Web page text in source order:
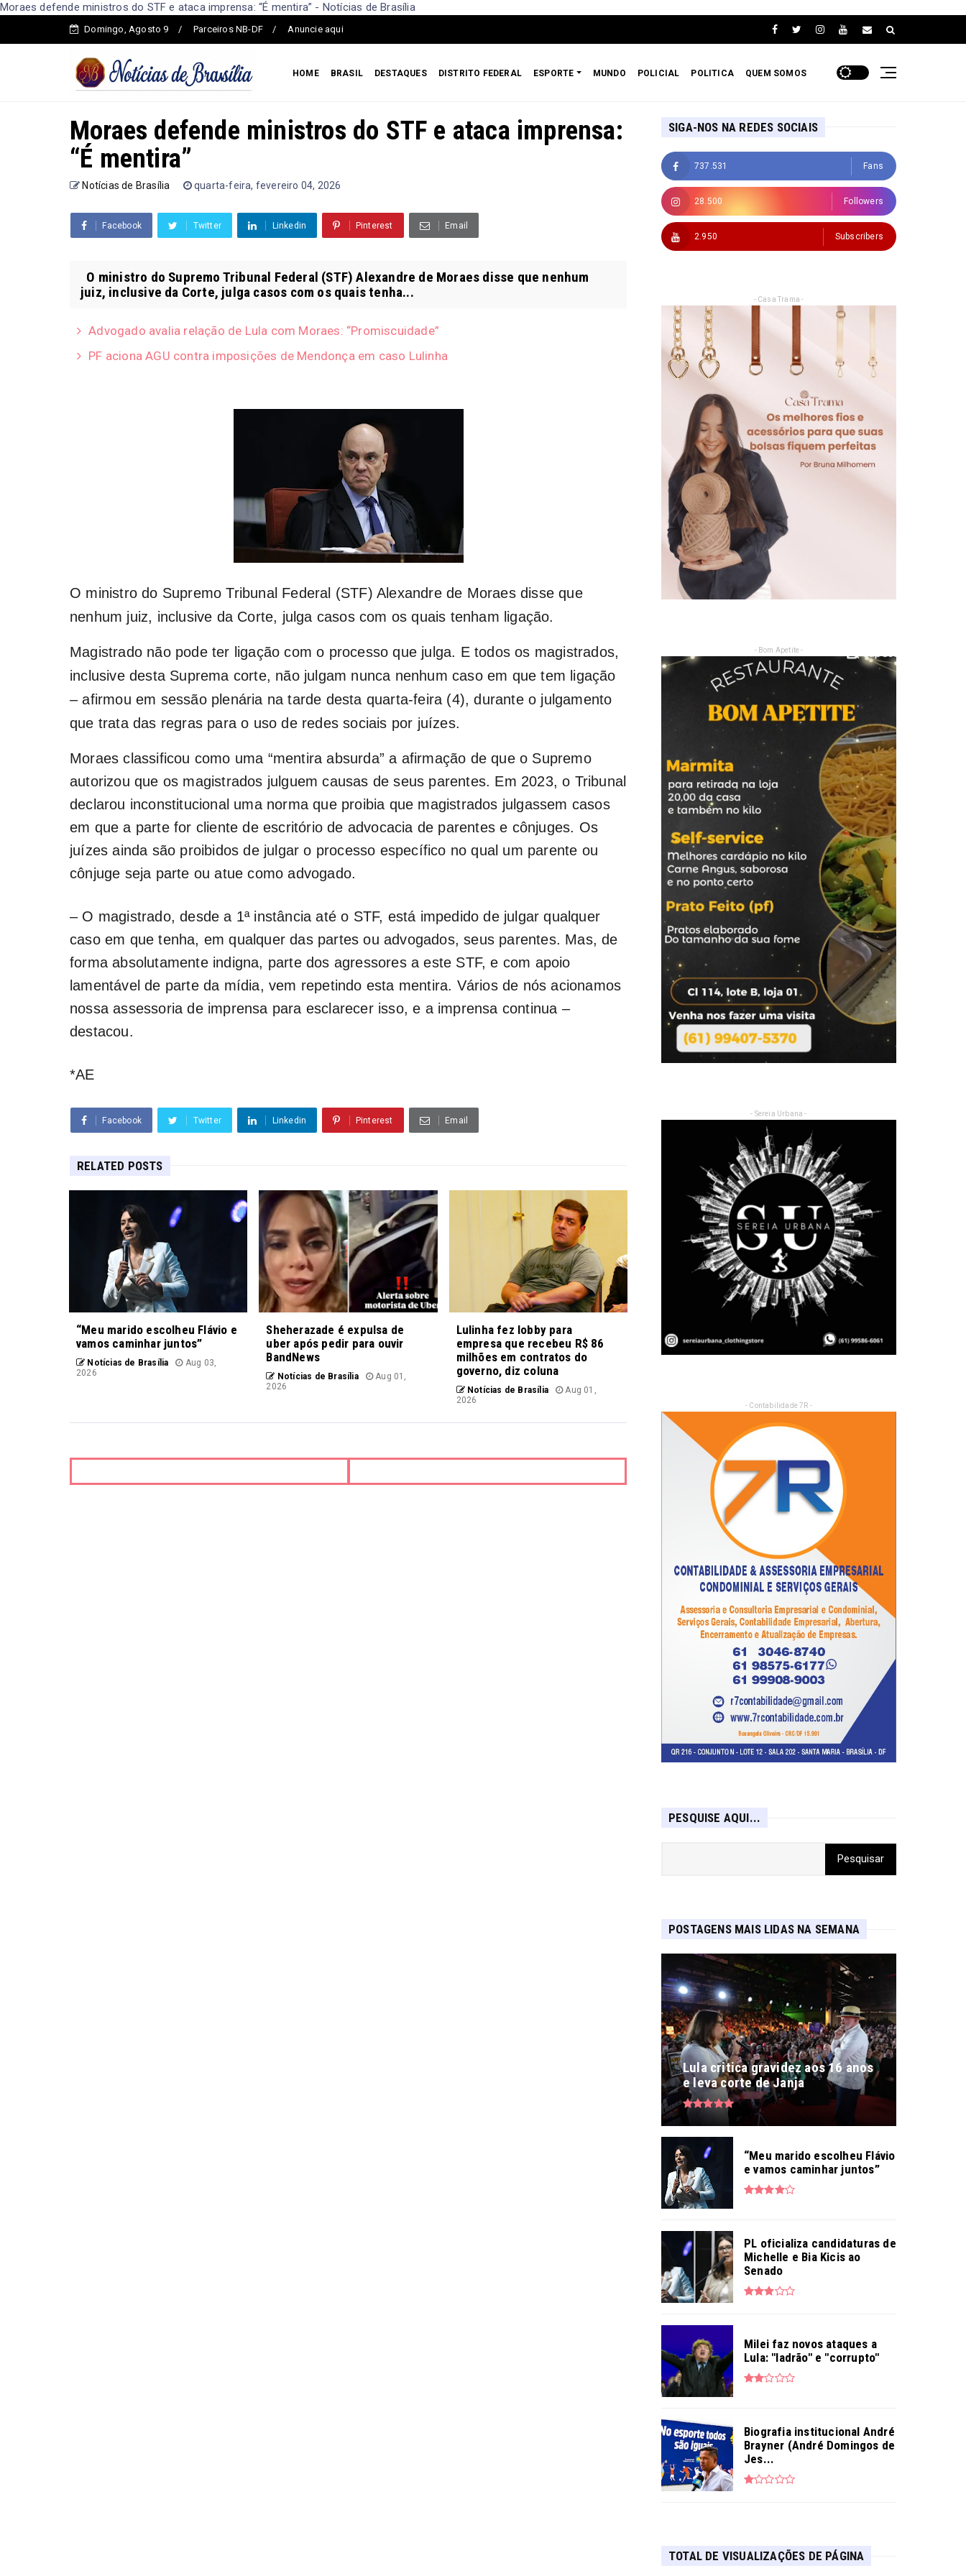
Moraes defende ministros do STF e ataca imprensa: “É mentira” - Notícias de Brasília
Domingo, Agosto 9 Parceiros NB-DF Anuncie aqui
HOME BRASIL DESTAQUES DISTRITO FEDERAL ESPORTE MUNDO POLICIAL POLITICA QUEM SOMOS
Moraes defende ministros do STF e ataca imprensa:
“É mentira”
Notícias de Brasília quarta-feira, fevereiro 04, 2026
Facebook Twitter Linkedin Pinterest Email
O ministro do Supremo Tribunal Federal (STF) Alexandre de Moraes disse que nenhum
juiz, inclusive da Corte, julga casos com os quais tenha...
Advogado avalia relação de Lula com Moraes: “Promiscuidade”
PF aciona AGU contra imposições de Mendonça em caso Lulinha
O ministro do Supremo Tribunal Federal (STF) Alexandre de Moraes disse que
nenhum juiz, inclusive da Corte, julga casos com os quais tenham ligação.
Magistrado não pode ter ligação com o processo que julga. E todos os magistrados,
inclusive desta Suprema corte, não julgam nunca nenhum caso em que tem ligação
– afirmou em sessão plenária na tarde desta quarta-feira (4), durante o julgamento
que trata das regras para o uso de redes sociais por juízes.
Moraes classificou como uma “mentira absurda” a afirmação de que o Supremo
autorizou que os magistrados julguem causas de seus parentes. Em 2023, o Tribunal
declarou inconstitucional uma norma que proibia que magistrados julgassem casos
em que a parte for cliente de escritório de advocacia de parentes e cônjuges. Os
juízes ainda são proibidos de julgar o processo específico no qual um parente ou
cônjuge seja parte ou atue como advogado.
– O magistrado, desde a 1ª instância até o STF, está impedido de julgar qualquer
caso em que tenha, em qualquer das partes ou advogados, seus parentes. Mas, de
forma absolutamente indigna, parte dos agressores a este STF, e com apoio
lamentável de parte da mídia, vem repetindo esta mentira. Vários de nós acionamos
nossa assessoria de imprensa para esclarecer isso, e a imprensa continua –
destacou.
*AE
Facebook Twitter Linkedin Pinterest Email
RELATED POSTS
“Meu marido escolheu Flávio e
vamos caminhar juntos”
Notícias de Brasília
Aug 03,
2026
Sheherazade é expulsa de
uber após pedir para ouvir
BandNews
Notícias de Brasília
Aug 01,
2026
Lulinha fez lobby para
empresa que recebeu R$ 86
milhões em contratos do
governo, diz coluna
Notícias de Brasília
Aug 01,
2026
SIGA-NOS NA REDES SOCIAIS
737.531 Fans
28.500 Followers
2.950 Subscribers
- Casa Trama -
- Bom Apetite -
- Sereia Urbana -
- Contabilidade 7R -
PESQUISE AQUI...
POSTAGENS MAIS LIDAS NA SEMANA
Lula critica gravidez aos 16 anos
e leva corte de Janja
“Meu marido escolheu Flávio
e vamos caminhar juntos”
PL oficializa candidaturas de
Michelle e Bia Kicis ao
Senado
Milei faz novos ataques a
Lula: "ladrão" e "corrupto"
Biografia institucional André
Brayner (André Domingos de
Jes...
TOTAL DE VISUALIZAÇÕES DE PÁGINA